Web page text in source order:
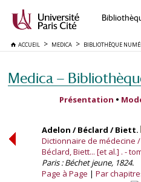
ACCUEIL MEDICA BIBLIOTHÈQUE
Medica —
Présentation •
Adelon / Béclard / Biett.
Dictionnaire de médecine
Béclard, Biett... [et al.] . -
Paris : Béchet jeune, 1824.
Page à Page
Par